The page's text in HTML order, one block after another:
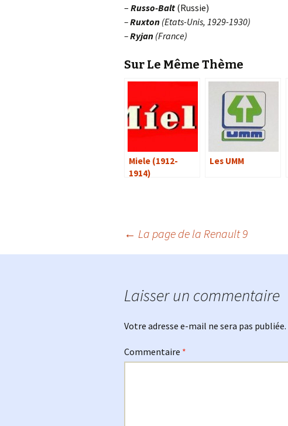
– Russo-Balt (Russie)
–Ruxton (Etats-Unis, 1929-1930)
–Ryjan (France)
Sur Le Même Thème
Miele (1912-
1914)
Les UMM
Navigation
← La page de la Renault 9
Laisser un commentaire
Votre adresse e-mail ne sera pas publiée.
Commentaire *